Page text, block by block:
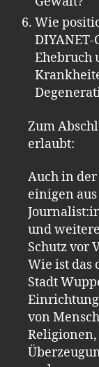
Wie
DIYANET-
Ehebruch
Zum
erlaubt:
Auch in
einigen
und
Schutz vor
Wie ist das
Stadt
von